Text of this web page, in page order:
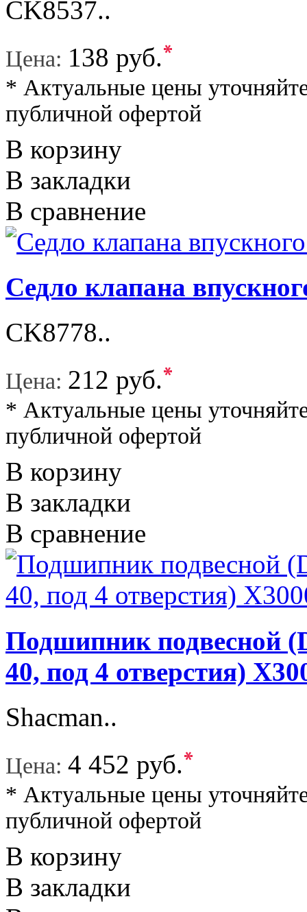
CK8537..
Цена: 138 руб.*
* Актуальные цены
публичной офертой
В корзину
В закладки
В сравнение
Седло клапана
CK8778..
Цена: 212 руб.*
* Актуальные цены
публичной офертой
В корзину
В закладки
В сравнение
Подшипник подвесной
40, под 4 отверстия)
Shacman..
Цена: 4 452 руб.*
* Актуальные цены
публичной офертой
В корзину
В закладки